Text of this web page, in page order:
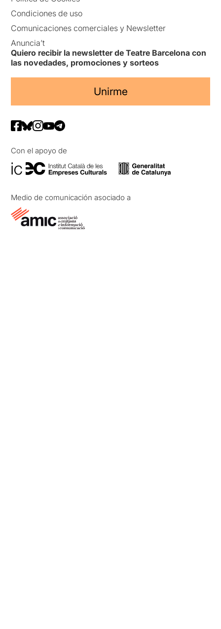
Condiciones de uso
Comunicaciones comerciales y Newsletter
Anuncia’t
Quiero recibir la newsletter de Teatre Barcelona con
las novedades, promociones y sorteos
Unirme
Con el apoyo de
Medio de comunicación asociado a